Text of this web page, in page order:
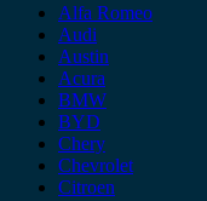
Alfa Romeo
Audi
Austin
Acura
BMW
BYD
Chery
Chevrolet
Citroen